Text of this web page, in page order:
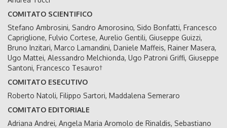
COMITATO SCIENTIFICO
Stefano Ambrosini, Sandro Amorosino, Sido Bonfatti, Francesco
Capriglione, Fulvio Cortese, Aurelio Gentili, Giuseppe Guizzi,
Bruno Inzitari, Marco Lamandini, Daniele Maffeis, Rainer Masera,
Ugo Mattei, Alessandro Melchionda, Ugo Patroni Griffi, Giuseppe
Santoni, Francesco Tesauro†
COMITATO ESECUTIVO
Roberto Natoli, Filippo Sartori, Maddalena Semeraro
COMITATO EDITORIALE
Adriana Andrei, Angela Maria Aromolo de Rinaldis, Sebastiano